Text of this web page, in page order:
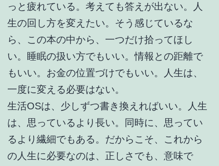
っと疲れている。考えても答えが出ない。人
生の回し方を変えたい。そう感じているな
ら、この本の中から、一つだけ拾ってほし
い。睡眠の扱い方でもいい。情報との距離で
もいい。お金の位置づけでもいい。人生は、
一度に変える必要はない。
生活OSは、少しずつ書き換えればいい。人生
は、思っているより長い。同時に、思ってい
るより繊細でもある。だからこそ、これから
の人生に必要なのは、正しさでも、意味で